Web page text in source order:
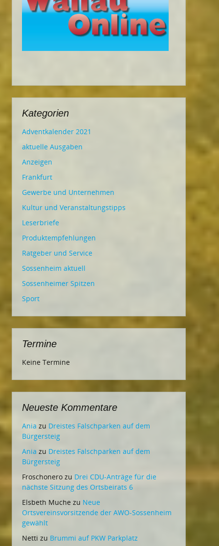
Kategorien
Adventkalender 2021
aktuelle Ausgaben
Anzeigen
Frankfurt
Gewerbe und Unternehmen
Kultur und Veranstaltungstipps
Leserbriefe
Produktempfehlungen
Ratgeber und Service
Sossenheim aktuell
Sossenheimer Spitzen
Sport
Termine
Keine Termine
Neueste Kommentare
Ania zu Dreistes Falschparken auf dem
Bürgersteig
Ania zu Dreistes Falschparken auf dem
Bürgersteig
Froschonero zu Drei CDU-Anträge für die
nächste Sitzung des Ortsbeirats 6
Elsbeth Muche zu Neue
Ortsvereinsvorsitzende der AWO-Sossenheim
gewählt
Netti zu Brummi auf PKW Parkplatz